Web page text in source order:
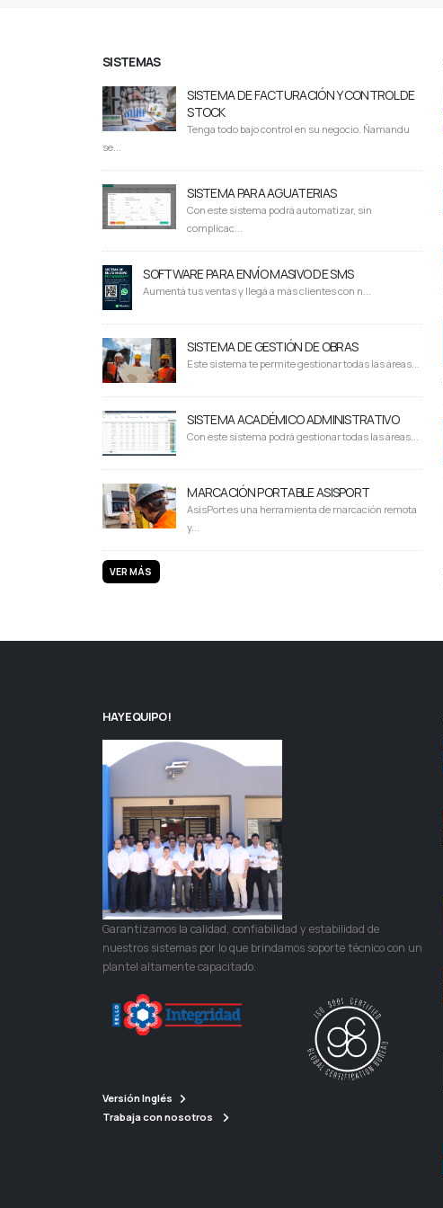
SISTEMAS
SISTEMA DE FACTURACIÓN Y CONTROL DE
STOCK
Tenga todo bajo control en su negocio. Ñamandu
se...
SISTEMA PARA AGUATERIAS
Con este sistema podrá automatizar, sin
complicac...
SOFTWARE PARA ENVÍO MASIVO DE SMS
Aumentá tus ventas y llegá a más clientes con n...
SISTEMA DE GESTIÓN DE OBRAS
Este sistema te permite gestionar todas las áreas...
SISTEMA ACADÉMICO ADMINISTRATIVO
Con este sistema podrá gestionar todas las áreas...
MARCACIÓN PORTABLE ASISPORT
AsisPort es una herramienta de marcación remota
y...
VER MÁS
HAY EQUIPO!
Garantizamos la calidad, confiabilidad y estabilidad de
nuestros sistemas por lo que brindamos soporte técnico con un
plantel altamente capacitado.
Versión Inglés
Trabaja con nosotros